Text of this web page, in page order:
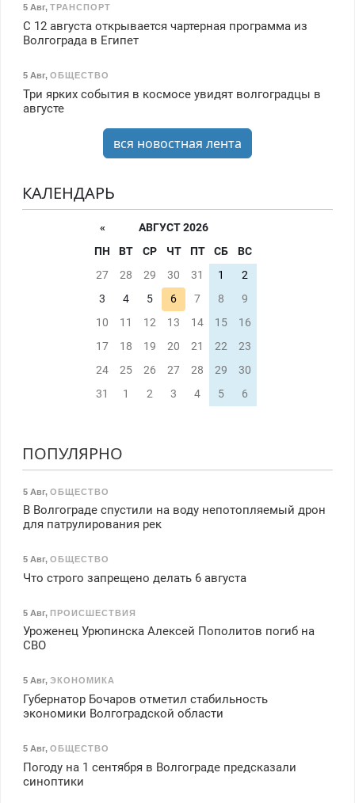
5 Авг, ТРАНСПОРТ
С 12 августа открывается чартерная программа из
Волгограда в Египет
5 Авг, ОБЩЕСТВО
Три ярких события в космосе увидят волгоградцы в
августе
вся новостная лента
КАЛЕНДАРЬ
«
АВГУСТ 2026
ПН
ВТ СР ЧТ ПТ СБ
ВС
27
28 29 30 31 1
2
3
4 5 6 7 8
9
10
11 12 13 14 15
16
17
18 19 20 21 22
23
24
25 26 27 28 29
30
31
1 2 3 4 5 6
ПОПУЛЯРНО
5 Авг, ОБЩЕСТВО
В Волгограде спустили на воду непотопляемый дрон
для патрулирования рек
5 Авг, ОБЩЕСТВО
Что строго запрещено делать 6 августа
5 Авг, ПРОИСШЕСТВИЯ
Уроженец Урюпинска Алексей Пополитов погиб на
СВО
5 Авг, ЭКОНОМИКА
Губернатор Бочаров отметил стабильность
экономики Волгоградской области
5 Авг, ОБЩЕСТВО
Погоду на 1 сентября в Волгограде предсказали
синоптики